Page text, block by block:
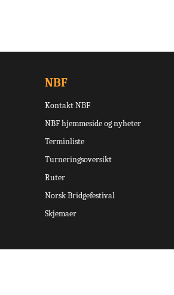
NBF
Kontakt NBF
NBF hjemmeside og nyheter
Terminliste
Turneringsoversikt
Ruter
Norsk Bridgefestival
Skjemaer